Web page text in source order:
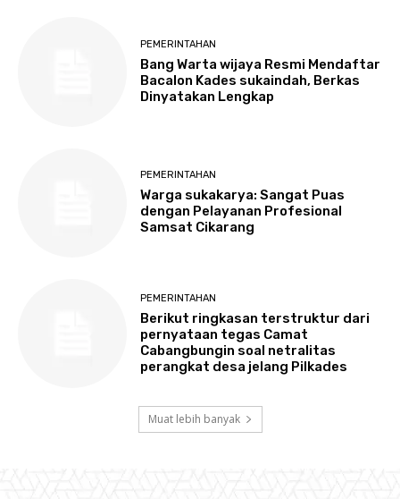
PEMERINTAHAN
Bang Warta wijaya Resmi Mendaftar
Bacalon Kades sukaindah, Berkas
Dinyatakan Lengkap
PEMERINTAHAN
Warga sukakarya: Sangat Puas
dengan Pelayanan Profesional
Samsat Cikarang
PEMERINTAHAN
Berikut ringkasan terstruktur dari
pernyataan tegas Camat
Cabangbungin soal netralitas
perangkat desa jelang Pilkades
Muat lebih banyak